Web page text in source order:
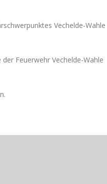
Vechelde-Wahle
Feuerwehr Vechelde-Wahle